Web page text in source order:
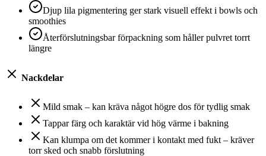
Djup lila pigmentering ger stark visuell effekt i bowls och
smoothies
Återförslutningsbar förpackning som håller pulvret torrt
längre
Nackdelar
Mild smak – kan kräva något högre dos för tydlig smak
Tappar färg och karaktär vid hög värme i bakning
Kan klumpa om det kommer i kontakt med fukt – kräver
torr sked och snabb förslutning